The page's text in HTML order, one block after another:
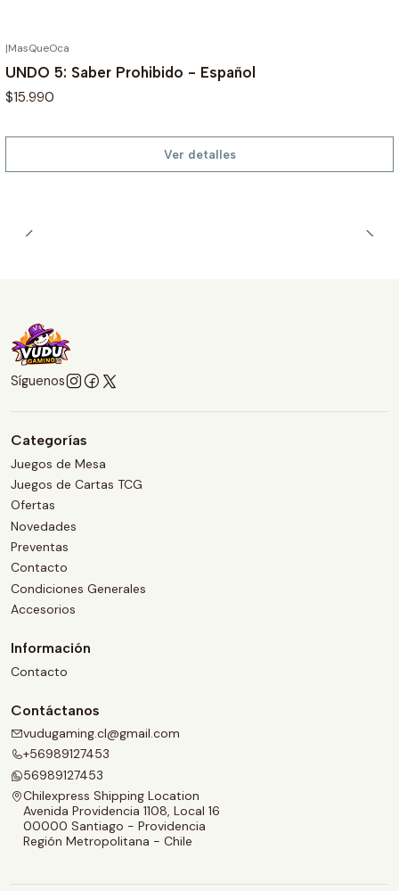
|MasQueOca
UNDO 5: Saber Prohibido - Español
$15.990
Ver detalles
Síguenos
Categorías
Juegos de Mesa
Juegos de Cartas TCG
Ofertas
Novedades
Preventas
Contacto
Condiciones Generales
Accesorios
Información
Contacto
Contáctanos
vudugaming.cl@gmail.com
+56989127453
56989127453
Chilexpress Shipping Location
Avenida Providencia 1108, Local 16
00000 Santiago - Providencia
Región Metropolitana - Chile